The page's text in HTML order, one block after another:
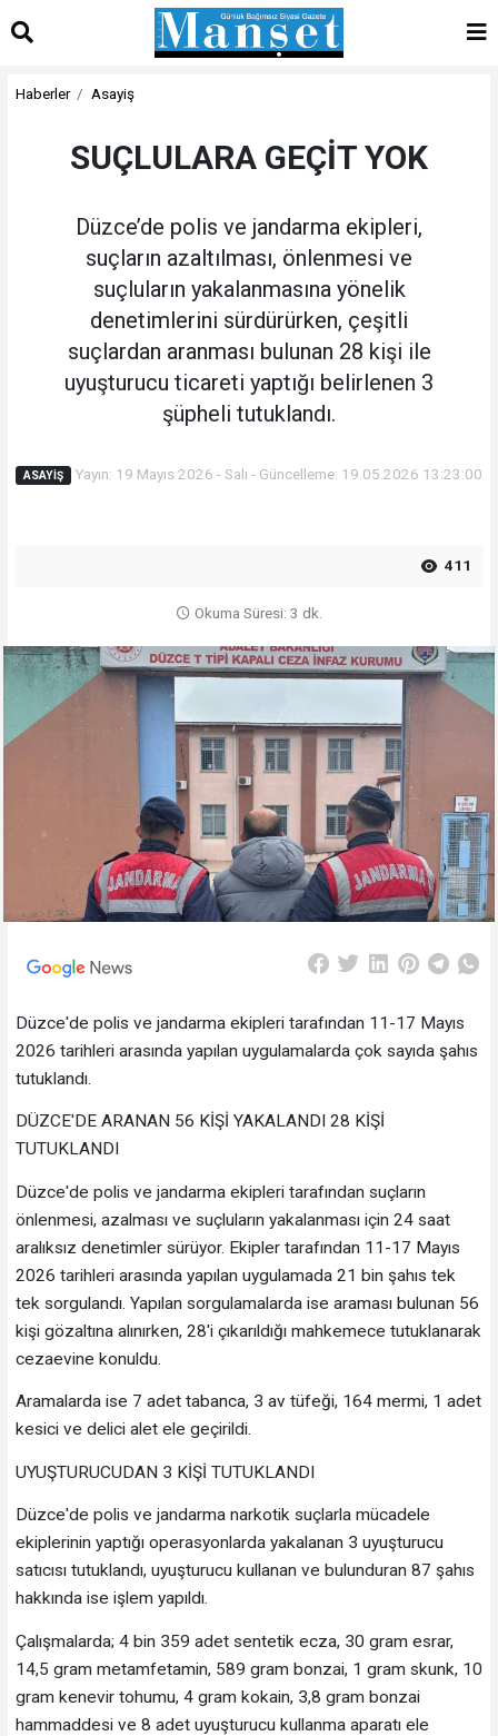
Haberler Asayiş
SUÇLULARA GEÇİT YOK
Düzce’de polis ve jandarma ekipleri,
suçların azaltılması, önlenmesi ve
suçluların yakalanmasına yönelik
denetimlerini sürdürürken, çeşitli
suçlardan aranması bulunan 28 kişi ile
uyuşturucu ticareti yaptığı belirlenen 3
şüpheli tutuklandı.
ASAYIŞ Yayın: 19 Mayıs 2026 - Salı - Güncelleme: 19.05.2026 13:23:00
411
Okuma Süresi: 3 dk.
Düzce'de polis ve jandarma ekipleri tarafından 11-17 Mayıs
2026 tarihleri arasında yapılan uygulamalarda çok sayıda şahıs
tutuklandı.
DÜZCE'DE ARANAN 56 KİŞİ YAKALANDI 28 KİŞİ
TUTUKLANDI
Düzce'de polis ve jandarma ekipleri tarafından suçların
önlenmesi, azalması ve suçluların yakalanması için 24 saat
aralıksız denetimler sürüyor. Ekipler tarafından 11-17 Mayıs
2026 tarihleri arasında yapılan uygulamada 21 bin şahıs tek
tek sorgulandı. Yapılan sorgulamalarda ise araması bulunan 56
kişi gözaltına alınırken, 28'i çıkarıldığı mahkemece tutuklanarak
cezaevine konuldu.
Aramalarda ise 7 adet tabanca, 3 av tüfeği, 164 mermi, 1 adet
kesici ve delici alet ele geçirildi.
UYUŞTURUCUDAN 3 KİŞİ TUTUKLANDI
Düzce'de polis ve jandarma narkotik suçlarla mücadele
ekiplerinin yaptığı operasyonlarda yakalanan 3 uyuşturucu
satıcısı tutuklandı, uyuşturucu kullanan ve bulunduran 87 şahıs
hakkında ise işlem yapıldı.
Çalışmalarda; 4 bin 359 adet sentetik ecza, 30 gram esrar,
14,5 gram metamfetamin, 589 gram bonzai, 1 gram skunk, 10
gram kenevir tohumu, 4 gram kokain, 3,8 gram bonzai
hammaddesi ve 8 adet uyuşturucu kullanma aparatı ele